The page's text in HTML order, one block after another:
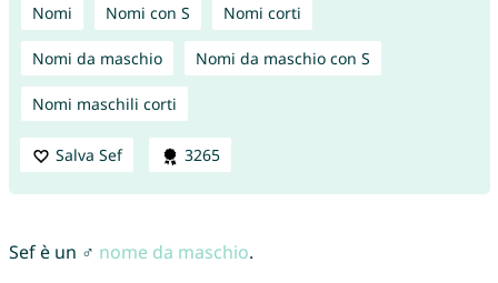
Nomi Nomi con S Nomi corti
Nomi da maschio Nomi da maschio con S
Nomi maschili corti
Salva Sef 3265
Sef è un ♂ nome da maschio.